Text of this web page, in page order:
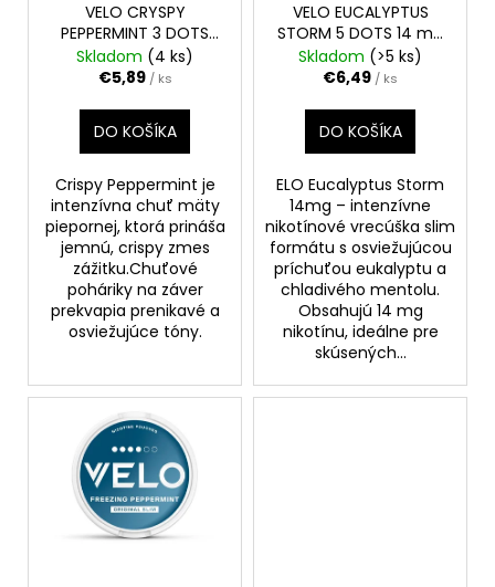
VELO CRYSPY
PEPPERMINT 3 DOTS
10mgORIGINAL SLIM
Skladom (4 ks)
€5,89 / ks
DO KOŠÍKA
Crispy Peppermint je
intenzívna chuť mäty
piepornej, ktorá prináša
jemnú, crispy zmes
zážitku.Chuťové
poháriky na záver
prekvapia prenikavé a
osviežujúce tóny.
VELO EUCALYPTUS
STORM 5 DOTS 14 mg
INTENSE SLIM
Skladom (>5 ks)
€6,49 / ks
DO KOŠÍKA
ELO Eucalyptus Storm
14mg – intenzívne
nikotínové vrecúška slim
formátu s osviežujúcou
príchuťou eukalyptu a
chladivého mentolu.
Obsahujú 14 mg
nikotínu, ideálne pre
skúsených...